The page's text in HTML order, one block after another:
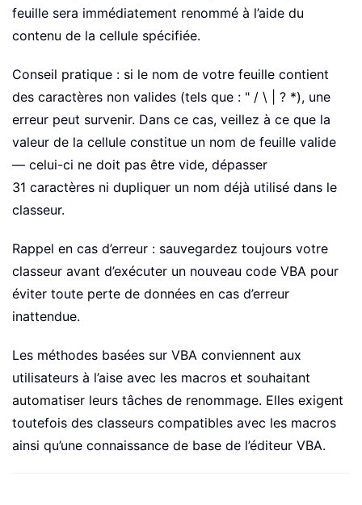
feuille sera immédiatement renommé à l’aide du
contenu de la cellule spécifiée.
Conseil pratique : si le nom de votre feuille contient
des caractères non valides (tels que : " / \ | ? *), une
erreur peut survenir. Dans ce cas, veillez à ce que la
valeur de la cellule constitue un nom de feuille valide
— celui-ci ne doit pas être vide, dépasser
31 caractères ni dupliquer un nom déjà utilisé dans le
classeur.
Rappel en cas d’erreur : sauvegardez toujours votre
classeur avant d’exécuter un nouveau code VBA pour
éviter toute perte de données en cas d’erreur
inattendue.
Les méthodes basées sur VBA conviennent aux
utilisateurs à l’aise avec les macros et souhaitant
automatiser leurs tâches de renommage. Elles exigent
toutefois des classeurs compatibles avec les macros
ainsi qu’une connaissance de base de l’éditeur VBA.